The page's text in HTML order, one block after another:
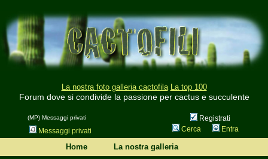
La nostra foto galleria cactofila La top 100
Forum dove si condivide la passione per cactus e succulente
(MP) Messaggi privati
Registrati
Messaggi privati
Cerca Entra
Home La nostra galleria